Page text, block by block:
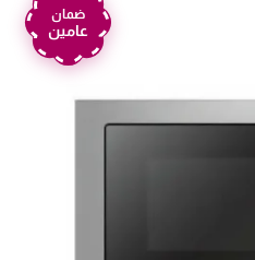
ضمان
عامين